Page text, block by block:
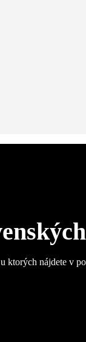
nájdete v